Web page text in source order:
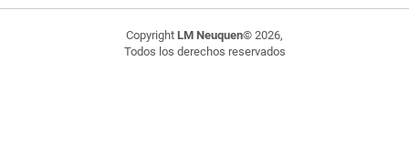
Copyright LM Neuquen© 2026,
Todos los derechos reservados